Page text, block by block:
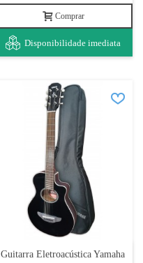
Comprar
Disponibilidade imediata
Guitarra Eletroacústica Yamaha